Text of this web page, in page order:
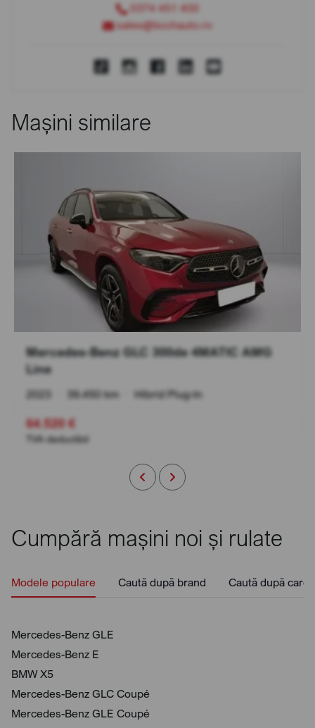
0374 451 400
sales@bcchauto.ro
Mașini similare
Mercedes-Benz GLC 300de 4MATIC AMG
Line
2023 39.450 km Hibrid Plug-In
64.520 €
TVA deductibil
Cumpără mașini noi și rulate
Modele populare Caută după brand Caută după
Mercedes-Benz GLE
Mercedes-Benz E
BMW X5
Mercedes-Benz GLC Coupé
Mercedes-Benz GLE Coupé